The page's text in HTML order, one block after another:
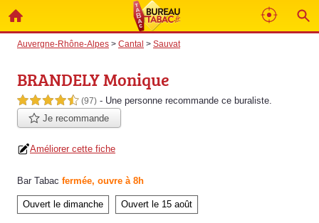
Auvergne-Rhône-Alpes > Cantal > Sauvat
BRANDELY Monique
4,5 étoiles sur 5 (97) - Une personne recommande ce buraliste.
Je recommande
Améliorer cette fiche
Bar Tabac fermée, ouvre à 8h
Ouvert le dimanche Ouvert le 15 août